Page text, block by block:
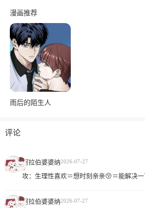
漫画推荐
雨后的陌生人
评论
阿拉伯婆婆纳2026-07-27
攻：生理性喜欢＝想时刻亲亲😚＝能解决一
阿拉伯婆婆纳2026-07-27